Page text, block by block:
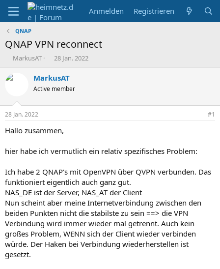
Anmelden Registrieren
QNAP
QNAP VPN reconnect
E
s
e
r
MarkusAT
E
s
e
t
a
28 Jan. 2022
MarkusAT
Active member
28 Jan. 2022 #1
Hallo zusammen,
hier habe ich vermutlich ein relativ spezifisches Problem:
Ich habe 2 QNAP's mit OpenVPN über QVPN verbunden. Das
funktioniert eigentlich auch ganz gut.
NAS_DE ist der Server, NAS_AT der Client
Nun scheint aber meine Internetverbindung zwischen den
beiden Punkten nicht die stabilste zu sein ==> die VPN
Verbindung wird immer wieder mal getrennt. Auch kein
großes Problem, WENN sich der Client wieder verbinden
würde. Der Haken bei Verbindung wiederherstellen ist
gesetzt.